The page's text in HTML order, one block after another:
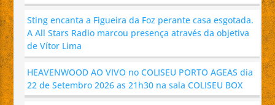
Sting encanta a Figueira da Foz perante casa esgotada.
A All Stars Radio marcou presença através da objetiva
de Vítor Lima
HEAVENWOOD AO VIVO no COLISEU PORTO AGEAS dia
22 de Setembro 2026 as 21h30 na sala COLISEU BOX